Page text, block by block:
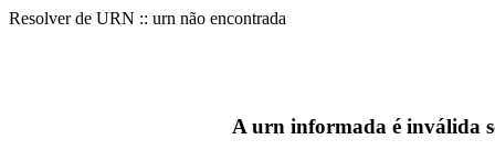
Resolver de URN :: urn não encontrada
A urn informada é inválida